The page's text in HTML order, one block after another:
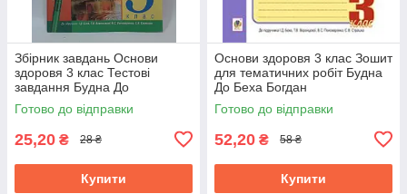
Збірник завдань Основи
здоровя 3 клас Тестові
завдання Будна До
підручника Беха Богдан
Готово до відправки
25,20 ₴ 28 ₴
Купити
Основи здоровя 3 клас Зошит
для тематичних робіт Будна
До Беха Богдан
Готово до відправки
52,20 ₴ 58 ₴
Купити